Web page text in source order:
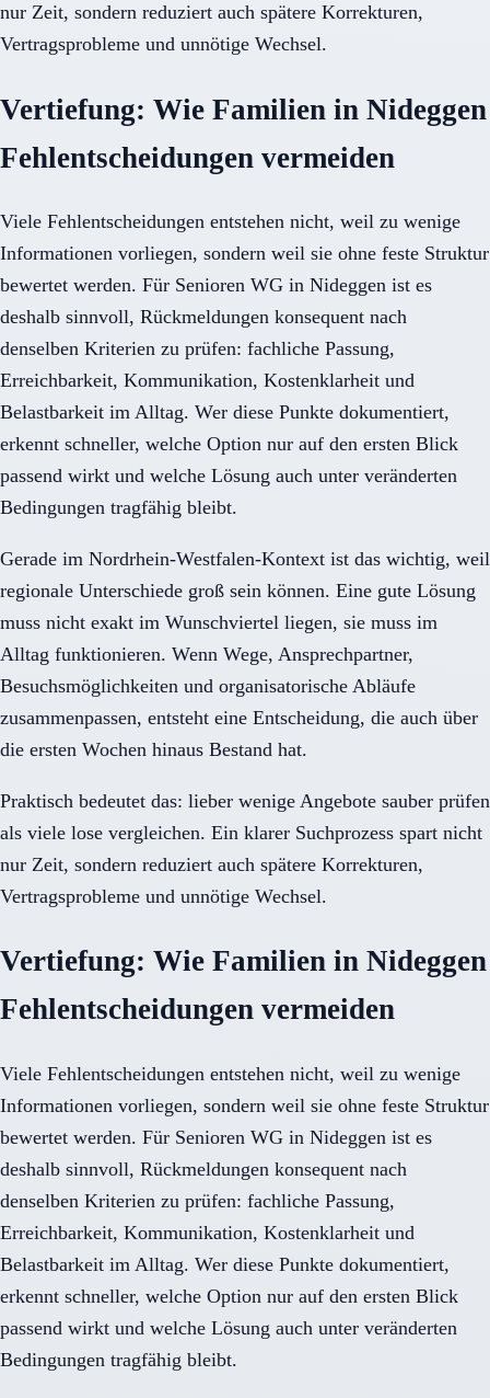
nur Zeit, sondern reduziert auch spätere Korrekturen,
Vertragsprobleme und unnötige Wechsel.
Vertiefung: Wie Familien in Nideggen
Fehlentscheidungen vermeiden
Viele Fehlentscheidungen entstehen nicht, weil zu wenige
Informationen vorliegen, sondern weil sie ohne feste Struktur
bewertet werden. Für Senioren WG in Nideggen ist es
deshalb sinnvoll, Rückmeldungen konsequent nach
denselben Kriterien zu prüfen: fachliche Passung,
Erreichbarkeit, Kommunikation, Kostenklarheit und
Belastbarkeit im Alltag. Wer diese Punkte dokumentiert,
erkennt schneller, welche Option nur auf den ersten Blick
passend wirkt und welche Lösung auch unter veränderten
Bedingungen tragfähig bleibt.
Gerade im Nordrhein-Westfalen-Kontext ist das wichtig, weil
regionale Unterschiede groß sein können. Eine gute Lösung
muss nicht exakt im Wunschviertel liegen, sie muss im
Alltag funktionieren. Wenn Wege, Ansprechpartner,
Besuchsmöglichkeiten und organisatorische Abläufe
zusammenpassen, entsteht eine Entscheidung, die auch über
die ersten Wochen hinaus Bestand hat.
Praktisch bedeutet das: lieber wenige Angebote sauber prüfen
als viele lose vergleichen. Ein klarer Suchprozess spart nicht
nur Zeit, sondern reduziert auch spätere Korrekturen,
Vertragsprobleme und unnötige Wechsel.
Vertiefung: Wie Familien in Nideggen
Fehlentscheidungen vermeiden
Viele Fehlentscheidungen entstehen nicht, weil zu wenige
Informationen vorliegen, sondern weil sie ohne feste Struktur
bewertet werden. Für Senioren WG in Nideggen ist es
deshalb sinnvoll, Rückmeldungen konsequent nach
denselben Kriterien zu prüfen: fachliche Passung,
Erreichbarkeit, Kommunikation, Kostenklarheit und
Belastbarkeit im Alltag. Wer diese Punkte dokumentiert,
erkennt schneller, welche Option nur auf den ersten Blick
passend wirkt und welche Lösung auch unter veränderten
Bedingungen tragfähig bleibt.